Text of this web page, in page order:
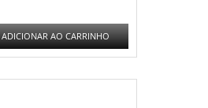
ADICIONAR AO CARRINHO